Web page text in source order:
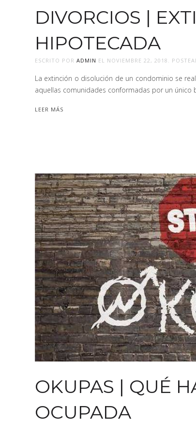
DIVORCIOS |
HIPOTECADA
ESCRITO POR ADMIN EL NOVIEMBRE 22, 2018 .
La extinción o disolución de un condominio se
aquellas comunidades conformadas por un único
LEER MÁS
OKUPAS | QUÉ
OCUPADA